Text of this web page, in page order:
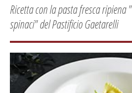
Ricetta con la pasta fresca
spinaci" del Pastificio Gaetarelli